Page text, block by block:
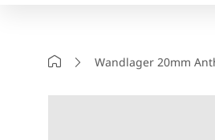
StartseiteWandlager 20mm